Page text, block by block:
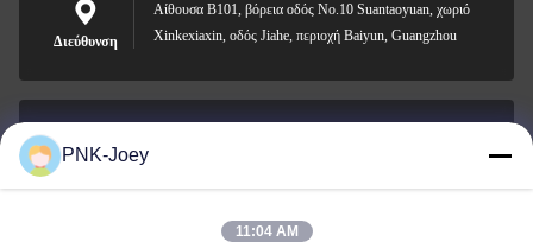
Διεύθυνση
Αίθουσα B101, βόρεια οδός No.10 Suantaoyuan, χωριό
Xinkexiaxin, οδός Jiahe, περιοχή Baiyun, Guangzhou
Ηλεκτρονικό
PNK-Joey
11:04 AM